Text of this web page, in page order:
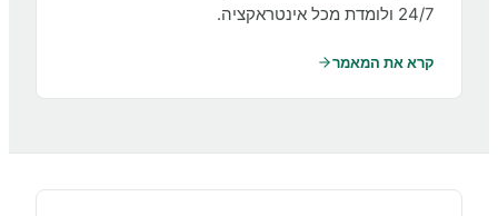
24/7 ולומדת מכל אינטראקציה.
קרא את המאמר